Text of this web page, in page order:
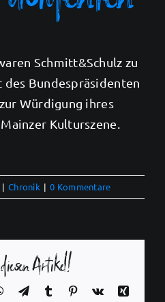
Schmitt&Schulz zu
Bundespräsidenten
Würdigung ihres
Kulturszene.
| Chronik | 0 Kommentare
Artikel!
WhatsApp
TelegramTumblr Pinterest
Vk
Xing